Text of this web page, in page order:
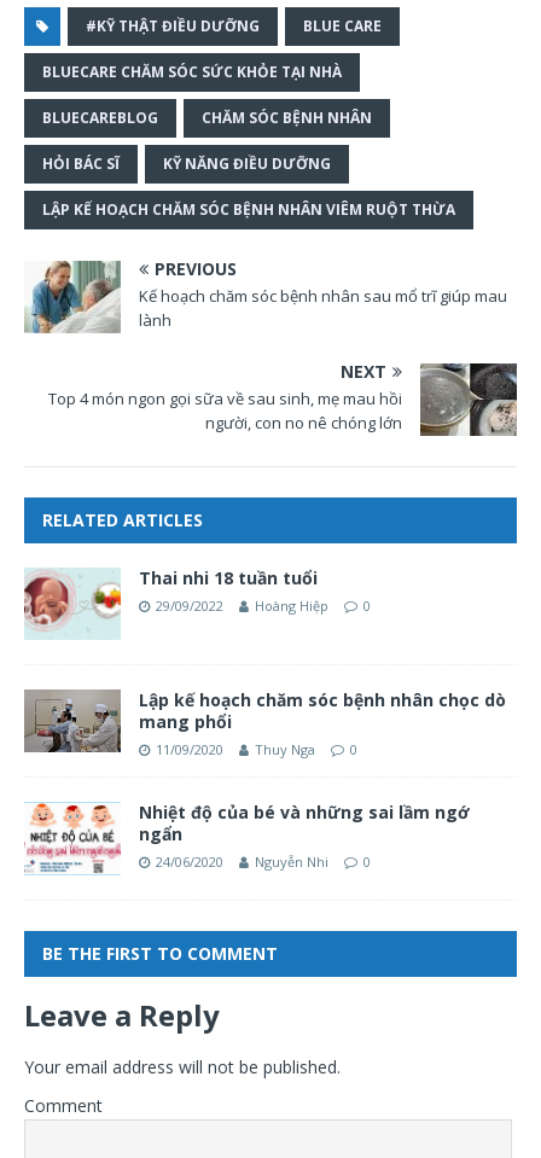
#KỸ THẬT ĐIỀU DƯỠNG BLUE CARE
BLUECARE CHĂM SÓC SỨC KHỎE TẠI NHÀ
BLUECAREBLOG CHĂM SÓC BỆNH NHÂN
HỎI BÁC SĨ KỸ NĂNG ĐIỀU DƯỠNG
LẬP KẾ HOẠCH CHĂM SÓC BỆNH NHÂN VIÊM RUỘT THỪA
PREVIOUS
Kế hoạch chăm sóc bệnh nhân sau mổ trĩ giúp mau
lành
NEXT
Top 4 món ngon gọi sữa về sau sinh, mẹ mau hồi
người, con no nê chóng lớn
RELATED ARTICLES
Thai nhi 18 tuần tuổi
29/09/2022 Hoàng Hiệp 0
Lập kế hoạch chăm sóc bệnh nhân chọc dò
mang phổi
11/09/2020 Thuy Nga 0
Nhiệt độ của bé và những sai lầm ngớ
ngẩn
24/06/2020 Nguyễn Nhi 0
BE THE FIRST TO COMMENT
Leave a Reply
Your email address will not be published.
Comment